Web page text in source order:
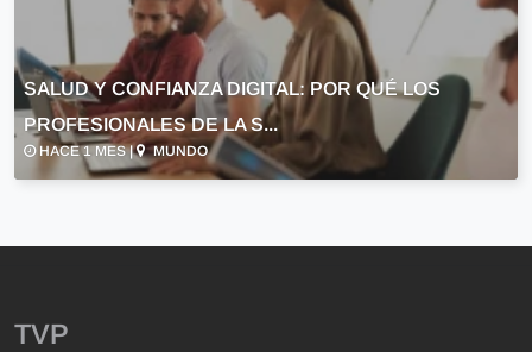
SALUD Y CONFIANZA DIGITAL: POR QUÉ LOS
PROFESIONALES DE LA S...
HACE 1 MES | MUNDO
TVP